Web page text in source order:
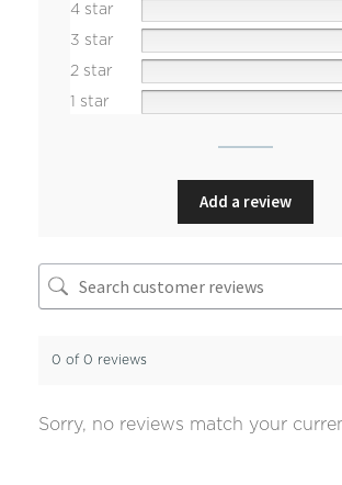
4 star
3 star
2 star
1 star
Add a review
0 of 0 reviews
Sorry, no reviews match your